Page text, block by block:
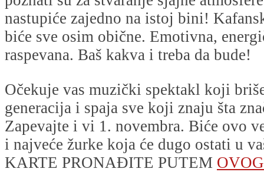
nastupiće zajedno na istoj bini!
biće sve osim obične. Emotivna,
raspevana. Baš kakva i treba da bude!
Očekuje vas muzički spektakl koji
generacija i spaja sve koji znaju šta
Zapevajte i vi 1. novembra. Biće ovo
i najveće žurke koja će dugo ostati u
KARTE PRONAĐITE PUTEM